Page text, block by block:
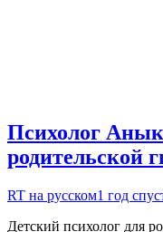
Психолог
родительской
RT на русском1 год
Детский психолог для